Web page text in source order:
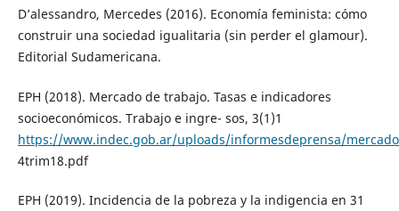
D’alessandro, Mercedes (2016). Economía feminista: cómo
construir una sociedad igualitaria (sin perder el glamour).
Editorial Sudamericana.
EPH (2018). Mercado de trabajo. Tasas e indicadores
socioeconómicos. Trabajo e ingre- sos, 3(1)1
https://www.indec.gob.ar/uploads/informesdeprensa/
4trim18.pdf
EPH (2019). Incidencia de la pobreza y la indigencia en 31